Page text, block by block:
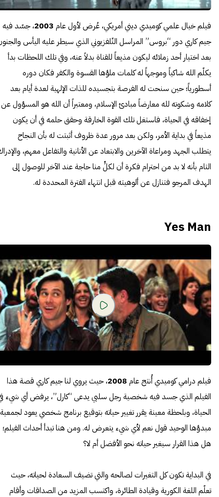
فيلم خيال علمي كوميدي ديني أمريكي، عُرض لأول عام 2003، جسّد فيه
جيم كاري دور “بروس” المراسل التّلفزيوني الذي سيطر عليه اليأس
بعد اختيار أحد زملائه ليكون مذيعاً للقناة بدلاً عنه، وفي تلك اللحظات بدأ
يكلّم الله شاكياً وموجهاً له كلمات ملؤها القسوة والكفر فكان دوره
أسطورياً؛ حين سنحت له الفرصة بتجسيده للذات الإلهية لعدة أيام بعد
كلامه وشكوته لله معارضاً مبادئ الإسلام، ومعتبراً أن الله هو المسؤول عن
إخفاقه في الحياة، فاستغل تلك القوة الخارقة وحقق حلمه في أن يكون
مذيعاً في بداية الأمر، ولكن بعد مرور عدة ظروف أثبتت له بأن النجاح
يتطلب الجهد ومراعاة الآخرين والابتعاد عن الأنانية والتفاعل معهم،
التام بأنه لا بد من احترام فكرة أن لكلٍّ منا حاجة عند الآخر للوصول إلى
الهدف المرجو فتنازل عن ألوهيته قبل انتهاء الفترة المحددة له.
Yes Man
فيلم درامي كوميدي أُنتج عام 2008، حيث يروي لنا جيم كاري قصة هذا
الفيلم الذي جسد فيه شخصية رجل سلبي يدعى “كارل”، يرفض أي شيء
الحياة، وبلحظة معينة يقرر تغيير حياته بتوقيع برنامج شخصي يعود
مبدؤها الوحيد قول نعم لأي شيء يتعرض له. ومن هنا تبدأ أحداث الفيلم؛
هل هذا القرار سيغير حياته نحو الأفضل أم لا؟
في البداية تكون كل التغيرات لصالحه والتي تضيف السعادة لحياته، حيث
تعلّم اللغة الكورية وقيادة الطائرة، واكتسب المزيد من الصداقات وأقام